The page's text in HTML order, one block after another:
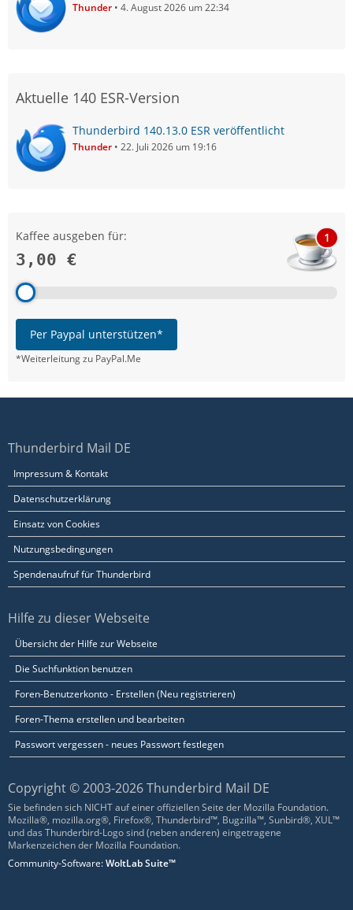
Thunder 4. August 2026 um 22:34
Aktuelle 140 ESR-Version
Thunderbird 140.13.0 ESR veröffentlicht
Thunder 22. Juli 2026 um 19:16
Kaffee ausgeben für:
3,00 €
1
Per Paypal unterstützen*
*Weiterleitung zu PayPal.Me
Thunderbird Mail DE
Impressum & Kontakt
Datenschutzerklärung
Einsatz von Cookies
Nutzungsbedingungen
Spendenaufruf für Thunderbird
Hilfe zu dieser Webseite
Übersicht der Hilfe zur Webseite
Die Suchfunktion benutzen
Foren-Benutzerkonto - Erstellen (Neu registrieren)
Foren-Thema erstellen und bearbeiten
Passwort vergessen - neues Passwort festlegen
Copyright © 2003-2026 Thunderbird Mail DE
Sie befinden sich NICHT auf einer offiziellen Seite der Mozilla Foundation.
Mozilla®, mozilla.org®, Firefox®, Thunderbird™, Bugzilla™, Sunbird®, XUL™
und das Thunderbird-Logo sind (neben anderen) eingetragene
Markenzeichen der Mozilla Foundation.
Community-Software:WoltLab Suite™